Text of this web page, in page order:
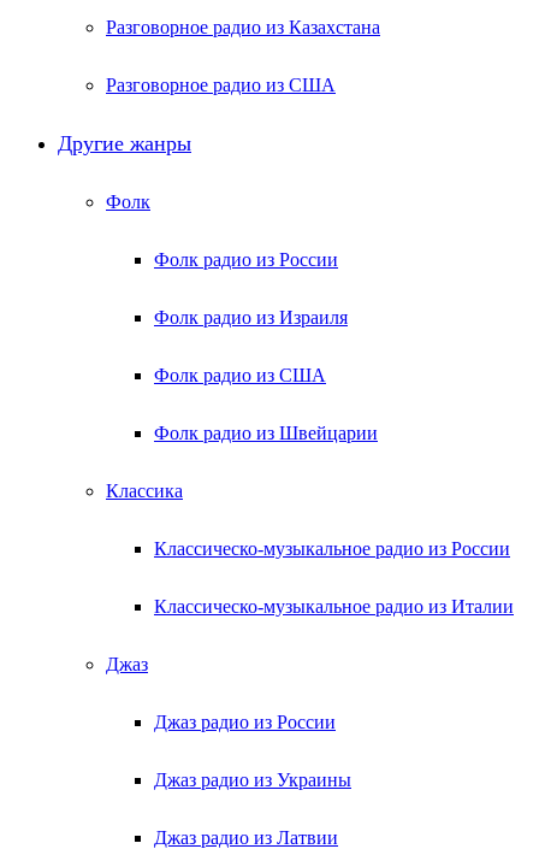
Разговорное радио из Казахстана
Разговорное радио из США
Другие жанры
Фолк
Фолк радио из России
Фолк радио из Израиля
Фолк радио из США
Фолк радио из Швейцарии
Классика
Классическо-музыкальное радио из России
Классическо-музыкальное радио из Италии
Джаз
Джаз радио из России
Джаз радио из Украины
Джаз радио из Латвии